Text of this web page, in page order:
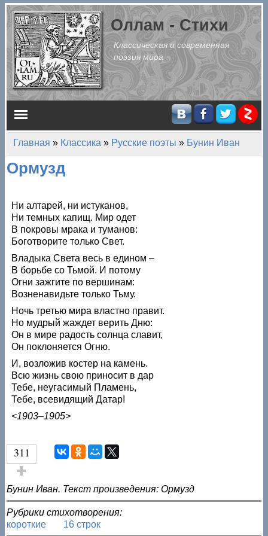
Перейти к основному содержанию
Оллам - Стихи
Классическая и современная
поэзия мира
Главное меню
Вы здесь
Главная » Классика » Русские поэты » Бунин Иван
Ормузд
Ни алтарей, ни истуканов,
Ни темных капищ. Мир одет
В покровы мрака и туманов:
Боготворите только Свет.
Владыка Света весь в едином –
В борьбе со Тьмой. И потому
Огни зажгите по вершинам:
Возненавидьте только Тьму.
Ночь третью мира властно правит.
Но мудрый жаждет верить Дню:
Он в мире радость солнца славит,
Он поклоняется Огню.
И, возложив костер на камень.
Всю жизнь свою приносит в дар
Тебе, неугасимый Пламень,
Тебе, всевидящий Датар!
<1903–1905>
311
Голос за!
Бунин Иван. Текст произведения: Ормузд
Рубрики стихотворения:
короткие
16 строк